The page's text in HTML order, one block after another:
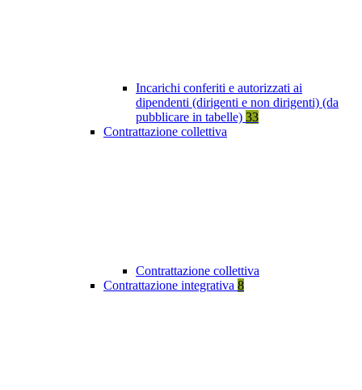
Incarichi conferiti e autorizzati ai
dipendenti (dirigenti e non dirigenti) (da
pubblicare in tabelle) 33
Contrattazione collettiva
Contrattazione collettiva
Contrattazione integrativa 8